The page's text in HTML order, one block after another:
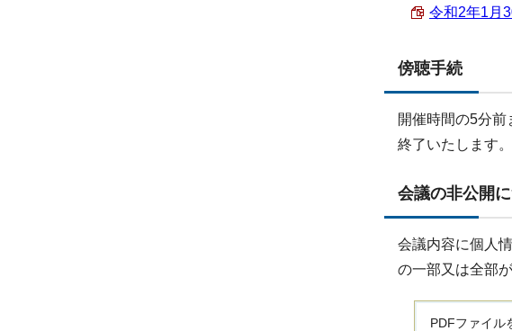
令和2年1月
傍聴手続
開催時間の5分
終了いたします。
会議の非公開
会議内容に個人
の一部又は全部
PDFファイル